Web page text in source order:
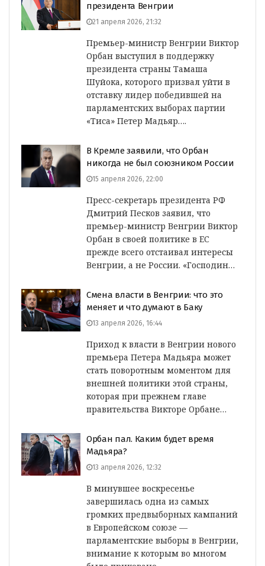
президента Венгрии
21 апреля 2026, 21:32
Премьер-министр Венгрии Виктор
Орбан выступил в поддержку
президента страны Тамаша
Шуйока, которого призвал уйти в
отставку лидер победившей на
парламентских выборах партии
«Тиса» Петер Мадьяр….
В Кремле заявили, что Орбан
никогда не был союзником России
15 апреля 2026, 22:00
Пресс-секретарь президента РФ
Дмитрий Песков заявил, что
премьер-министр Венгрии Виктор
Орбан в своей политике в ЕС
прежде всего отстаивал интересы
Венгрии, а не России. «Господин…
Смена власти в Венгрии: что это
меняет и что думают в Баку
13 апреля 2026, 16:44
Приход к власти в Венгрии нового
премьера Петера Мадьяра может
стать поворотным моментом для
внешней политики этой страны,
которая при прежнем главе
правительства Викторе Орбане…
Орбан пал. Каким будет время
Мадьяра?
13 апреля 2026, 12:32
В минувшее воскресенье
завершилась одна из самых
громких предвыборных кампаний
в Европейском союзе —
парламентские выборы в Венгрии,
внимание к которым во многом